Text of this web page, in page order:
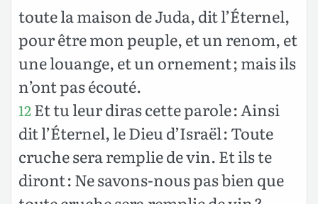
toute la maison de Juda, dit l’Éternel,
pour être mon peuple, et un renom, et
une louange, et un ornement ; mais ils
n’ont pas écouté.
12Et tu leur diras cette parole : Ainsi
dit l’Éternel, le Dieu d’Israël : Toute
cruche sera remplie de vin. Et ils te
diront : Ne savons-nous pas bien que